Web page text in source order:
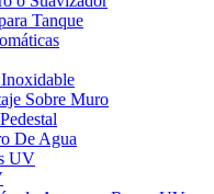
Tanque
Sobre Muro
De Agua
UV